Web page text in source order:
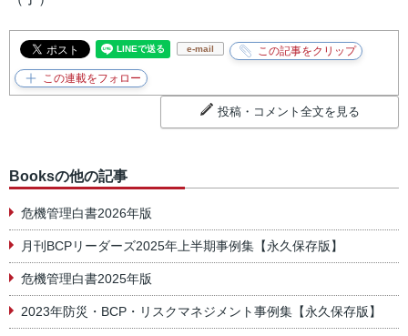
e-mail
投稿・コメント全文を見る
Booksの他の記事
危機管理白書2026年版
月刊BCPリーダーズ2025年上半期事例集【永久保存版】
危機管理白書2025年版
2023年防災・BCP・リスクマネジメント事例集【永久保存版】